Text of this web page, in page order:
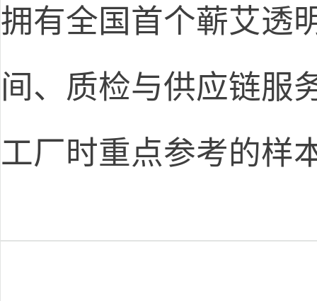
拥有全国首个蕲艾透
间、质检与供应链服
工厂时重点参考的样